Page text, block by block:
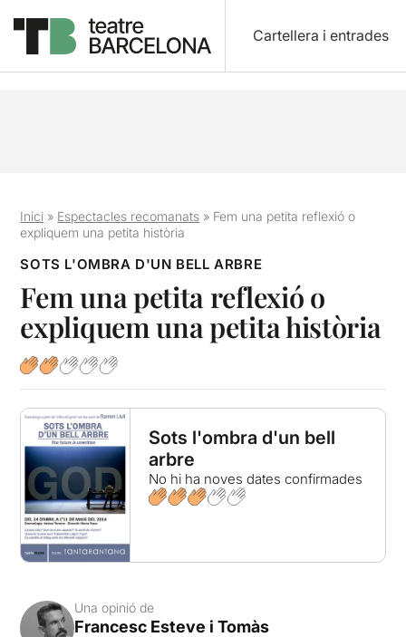
Cartellera i entrades
Inici » Espectacles recomanats » Fem una petita reflexió o
expliquem una petita història
SOTS L'OMBRA D'UN BELL ARBRE
Fem una petita reflexió o
expliquem una petita història
Sots l'ombra d'un bell
arbre
No hi ha noves dates confirmades
Una opinió de
Francesc Esteve i Tomàs